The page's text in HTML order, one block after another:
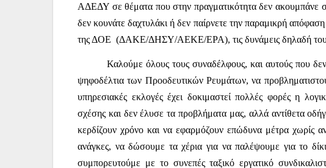
ΑΔΕΔΥ σε θέματα που στην πραγματικότητα δεν ακουμπάνε
δεν κουνάτε δαχτυλάκι ή δεν παίρνετε την παραμικρή
της ΔΟΕ (ΔΑΚΕ/ΔΗΣΥ/ΑΕΚΕ/ΕΡΑ), τις δυνάμεις δηλαδή του
Καλούμε όλους τους συναδέλφους, και αυτούς που
ψηφοδέλτια των Προοδευτικών Ρευμάτων, να
υπηρεσιακές εκλογές έχει δοκιμαστεί πολλές φορές η
σχέσης και δεν έλυσε τα προβλήματα μας, αλλά αντίθετα
κερδίζουν χρόνο και να εφαρμόζουν επώδυνα μέτρα χωρίς
ανάγκες, να δώσουμε τα χέρια για να παλέψουμε για το
συμπορευτούμε με το συνεπές ταξικό εργατικό